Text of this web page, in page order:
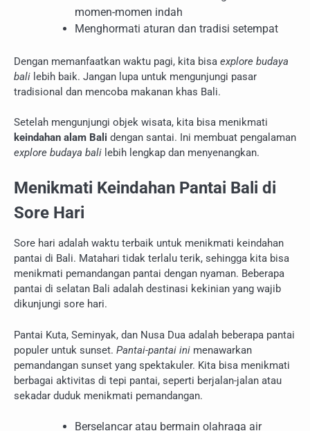
momen-momen indah
Menghormati aturan dan tradisi setempat
Dengan memanfaatkan waktu pagi, kita bisa explore budaya
bali lebih baik. Jangan lupa untuk mengunjungi pasar
tradisional dan mencoba makanan khas Bali.
Setelah mengunjungi objek wisata, kita bisa menikmati
keindahan alam Bali dengan santai. Ini membuat pengalaman
explore budaya bali lebih lengkap dan menyenangkan.
Menikmati Keindahan Pantai Bali di
Sore Hari
Sore hari adalah waktu terbaik untuk menikmati keindahan
pantai di Bali. Matahari tidak terlalu terik, sehingga kita bisa
menikmati pemandangan pantai dengan nyaman. Beberapa
pantai di selatan Bali adalah destinasi kekinian yang wajib
dikunjungi sore hari.
Pantai Kuta, Seminyak, dan Nusa Dua adalah beberapa pantai
populer untuk sunset. Pantai-pantai ini menawarkan
pemandangan sunset yang spektakuler. Kita bisa menikmati
berbagai aktivitas di tepi pantai, seperti berjalan-jalan atau
sekadar duduk menikmati pemandangan.
Berselancar atau bermain olahraga air